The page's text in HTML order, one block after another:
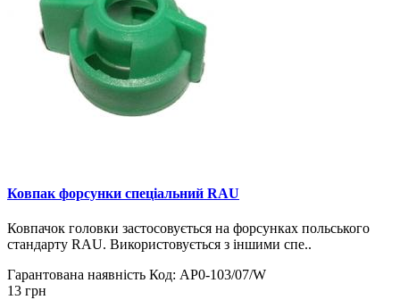
Ковпак форсунки спеціальний RAU
Ковпачок головки застосовується на форсунках польського
стандарту RAU. Використовується з іншими спе..
Гарантована наявність Код: AP0-103/07/W
13 грн